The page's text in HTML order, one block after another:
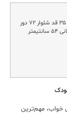
قد بلوز ۴۹ پهنا ۳۵ قد شلوار ۷۲ دور
مهم‌ترین